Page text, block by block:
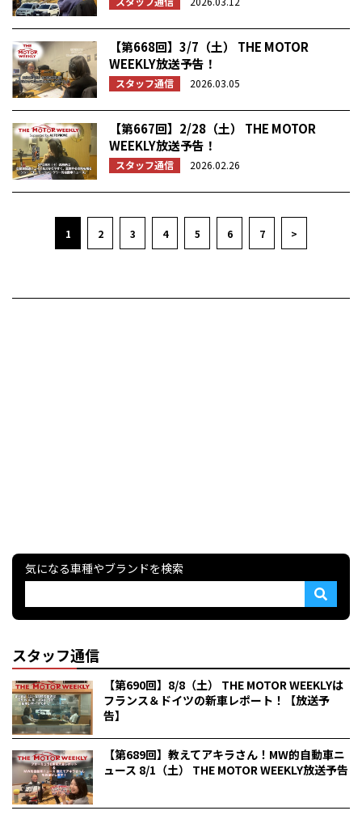
【第668回】3/7（土） THE MOTOR
WEEKLY放送予告！
スタッフ通信 2026.03.05
【第667回】2/28（土） THE MOTOR
WEEKLY放送予告！
スタッフ通信 2026.02.26
1 2 3 4 5 6 7 >
気になる車種やブランドを検索
スタッフ通信
【第690回】8/8（土） THE MOTOR WEEKLYは
フランス＆ドイツの新車レポート！【放送予
告】
【第689回】教えてアキラさん！MW的自動車ニ
ュース 8/1（土） THE MOTOR WEEKLY放送予告